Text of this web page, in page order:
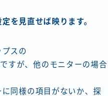
を見直せば映ります。
スの
すが、他のモニターの場合
同様の項目がないか、探